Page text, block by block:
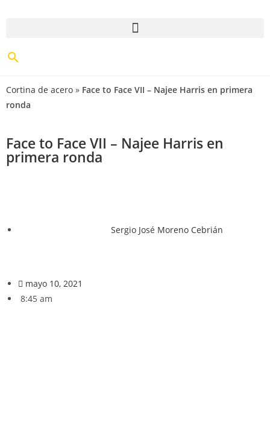
Cortina de acero » Face to Face VII – Najee Harris en primera
ronda
Face to Face VII – Najee Harris en
primera ronda
Sergio José Moreno Cebrián
mayo 10, 2021
8:45 am